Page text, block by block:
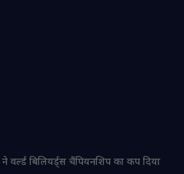
ने वर्ल्ड बिलियर्ड्स चैंपियनशिप का कप दिया